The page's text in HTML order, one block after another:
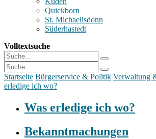
Quickborn
St. Michaelisdonn
Süderhastedt
Volltextsuche
Startseite Bürgerservice & Politik Verwaltung
erledige ich wo?
Was erledige ich wo?
Bekanntmachungen